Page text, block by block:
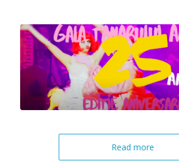
Read more